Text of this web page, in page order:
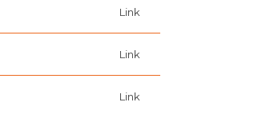
Link
Link
Link